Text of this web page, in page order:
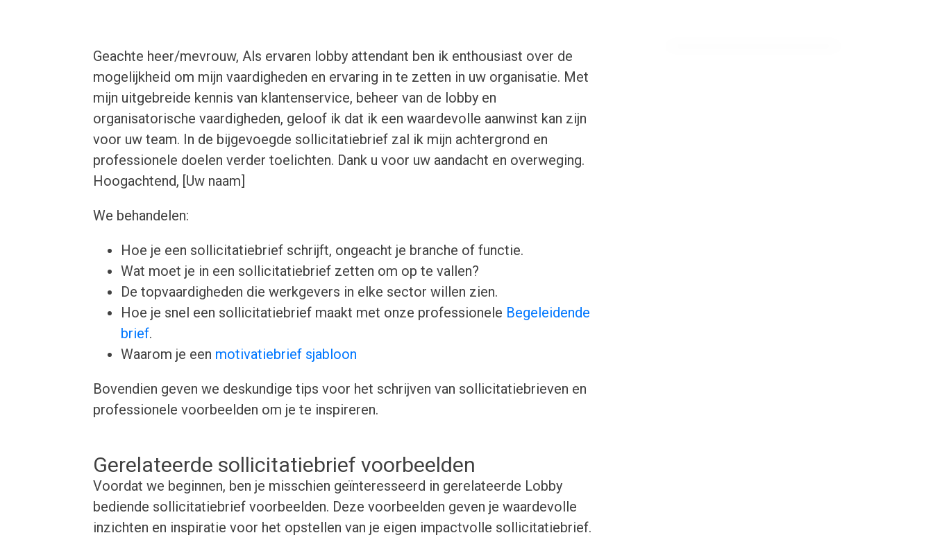
Geachte heer/mevrouw, Als ervaren lobby attendant ben ik enthousiast over de
mogelijkheid om mijn vaardigheden en ervaring in te zetten in uw organisatie. Met
mijn uitgebreide kennis van klantenservice, beheer van de lobby en
organisatorische vaardigheden, geloof ik dat ik een waardevolle aanwinst kan zijn
voor uw team. In de bijgevoegde sollicitatiebrief zal ik mijn achtergrond en
professionele doelen verder toelichten. Dank u voor uw aandacht en overweging.
Hoogachtend, [Uw naam]
We behandelen:
Hoe je een sollicitatiebrief schrijft, ongeacht je branche of functie.
Wat moet je in een sollicitatiebrief zetten om op te vallen?
De topvaardigheden die werkgevers in elke sector willen zien.
Hoe je snel een sollicitatiebrief maakt met onze professionele Begeleidende
brief.
Waarom je een motivatiebrief sjabloon
Bovendien geven we deskundige tips voor het schrijven van sollicitatiebrieven en
professionele voorbeelden om je te inspireren.
Gerelateerde sollicitatiebrief voorbeelden
Voordat we beginnen, ben je misschien geïnteresseerd in gerelateerde Lobby
bediende sollicitatiebrief voorbeelden. Deze voorbeelden geven je waardevolle
inzichten en inspiratie voor het opstellen van je eigen impactvolle sollicitatiebrief.